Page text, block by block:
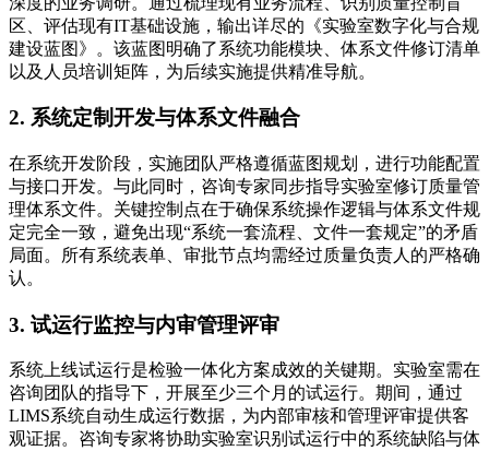
区、评估现有IT基础设施，输出详尽的《实验室数字化与合规
建设蓝图》。该蓝图明确了系统功能模块、体系文件修订清单
以及人员培训矩阵，为后续实施提供精准导航。
2. 系统定制开发与体系文件融合
在系统开发阶段，实施团队严格遵循蓝图规划，进行功能配置
与接口开发。与此同时，咨询专家同步指导实验室修订质量管
理体系文件。关键控制点在于确保系统操作逻辑与体系文件规
定完全一致，避免出现“系统一套流程、文件一套规定”的矛盾
局面。所有系统表单、审批节点均需经过质量负责人的严格确
认。
3. 试运行监控与内审管理评审
系统上线试运行是检验一体化方案成效的关键期。实验室需在
咨询团队的指导下，开展至少三个月的试运行。期间，通过
LIMS系统自动生成运行数据，为内部审核和管理评审提供客
观证据。咨询专家将协助实验室识别试运行中的系统缺陷与体